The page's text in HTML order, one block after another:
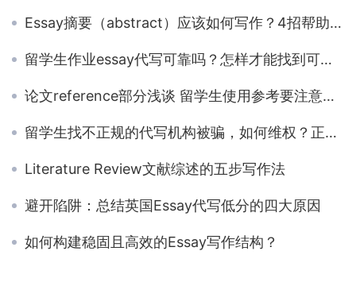
Essay摘要（abstract）应该如何写作？4招帮助您解决
留学生作业essay代写可靠吗？怎样才能找到可靠的essay代写？
论文reference部分浅谈 留学生使用参考要注意的5个点
留学生找不正规的代写机构被骗，如何维权？正规代写机构会不会有类似的情况发生？
Literature Review文献综述的五步写作法
避开陷阱：总结英国Essay代写低分的四大原因
如何构建稳固且高效的Essay写作结构？